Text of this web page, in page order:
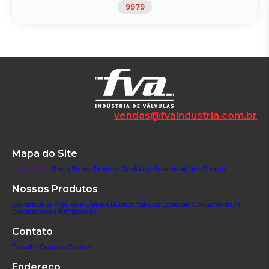
9979
vendas@fvaindustria.com.br
Mapa do Site
Página Inicial Quem Somos Produtos Qualidade Sustentabilidade Contato
Nossos Produtos
Câmara de ar Pneu sem Câmara Núcleos Valvulas Especiais Componentes Ar
Condicionado e Refrigeração
Contato
Trabalhe Conosco Contato